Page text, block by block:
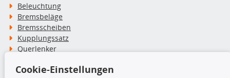
Beleuchtung
Bremsbeläge
Bremsscheiben
Kupplungssatz
Querlenker
Stoßdämpfer
Cookie-Einstellungen